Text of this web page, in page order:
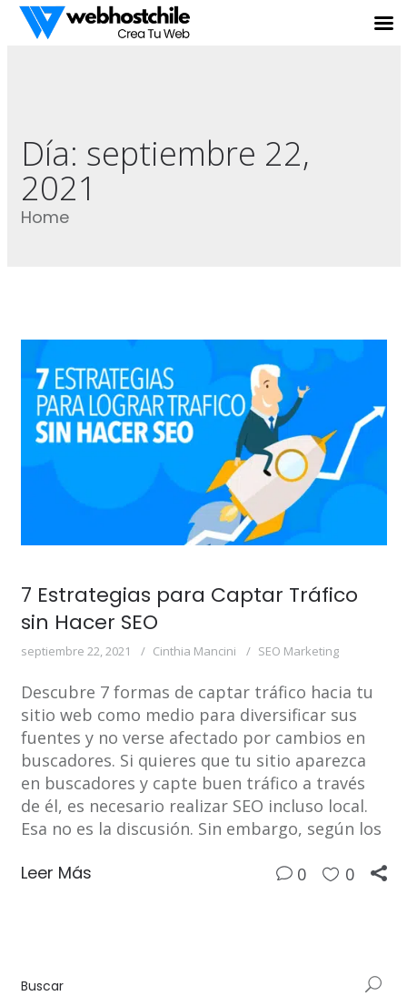
Día: septiembre 22,
2021
Home
7 Estrategias para Captar Tráfico
sin Hacer SEO
septiembre 22, 2021 Cinthia Mancini SEO Marketing
Descubre 7 formas de captar tráfico hacia tu
sitio web como medio para diversificar sus
fuentes y no verse afectado por cambios en
buscadores. Si quieres que tu sitio aparezca
en buscadores y capte buen tráfico a través
de él, es necesario realizar SEO incluso local.
Esa no es la discusión. Sin embargo, según los
Leer Más 0 0